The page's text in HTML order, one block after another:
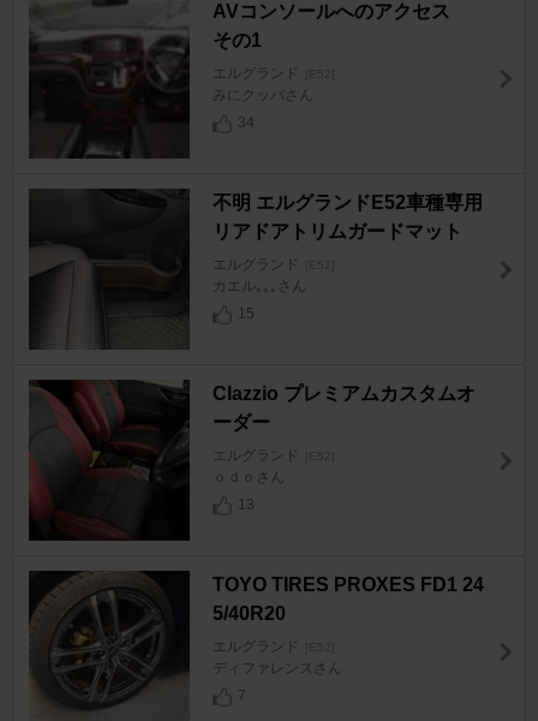
AVコンソールへのアクセス
その1
エルグランド [E52]
みにクッパさん
34
不明 エルグランドE52車種専用
リアドアトリムガードマット
エルグランド [E52]
カエル｡｡｡さん
15
Clazzio プレミアムカスタムオ
ーダー
エルグランド [E52]
ｏｄｏさん
13
TOYO TIRES PROXES FD1 24
5/40R20
エルグランド [E52]
ディファレンスさん
7